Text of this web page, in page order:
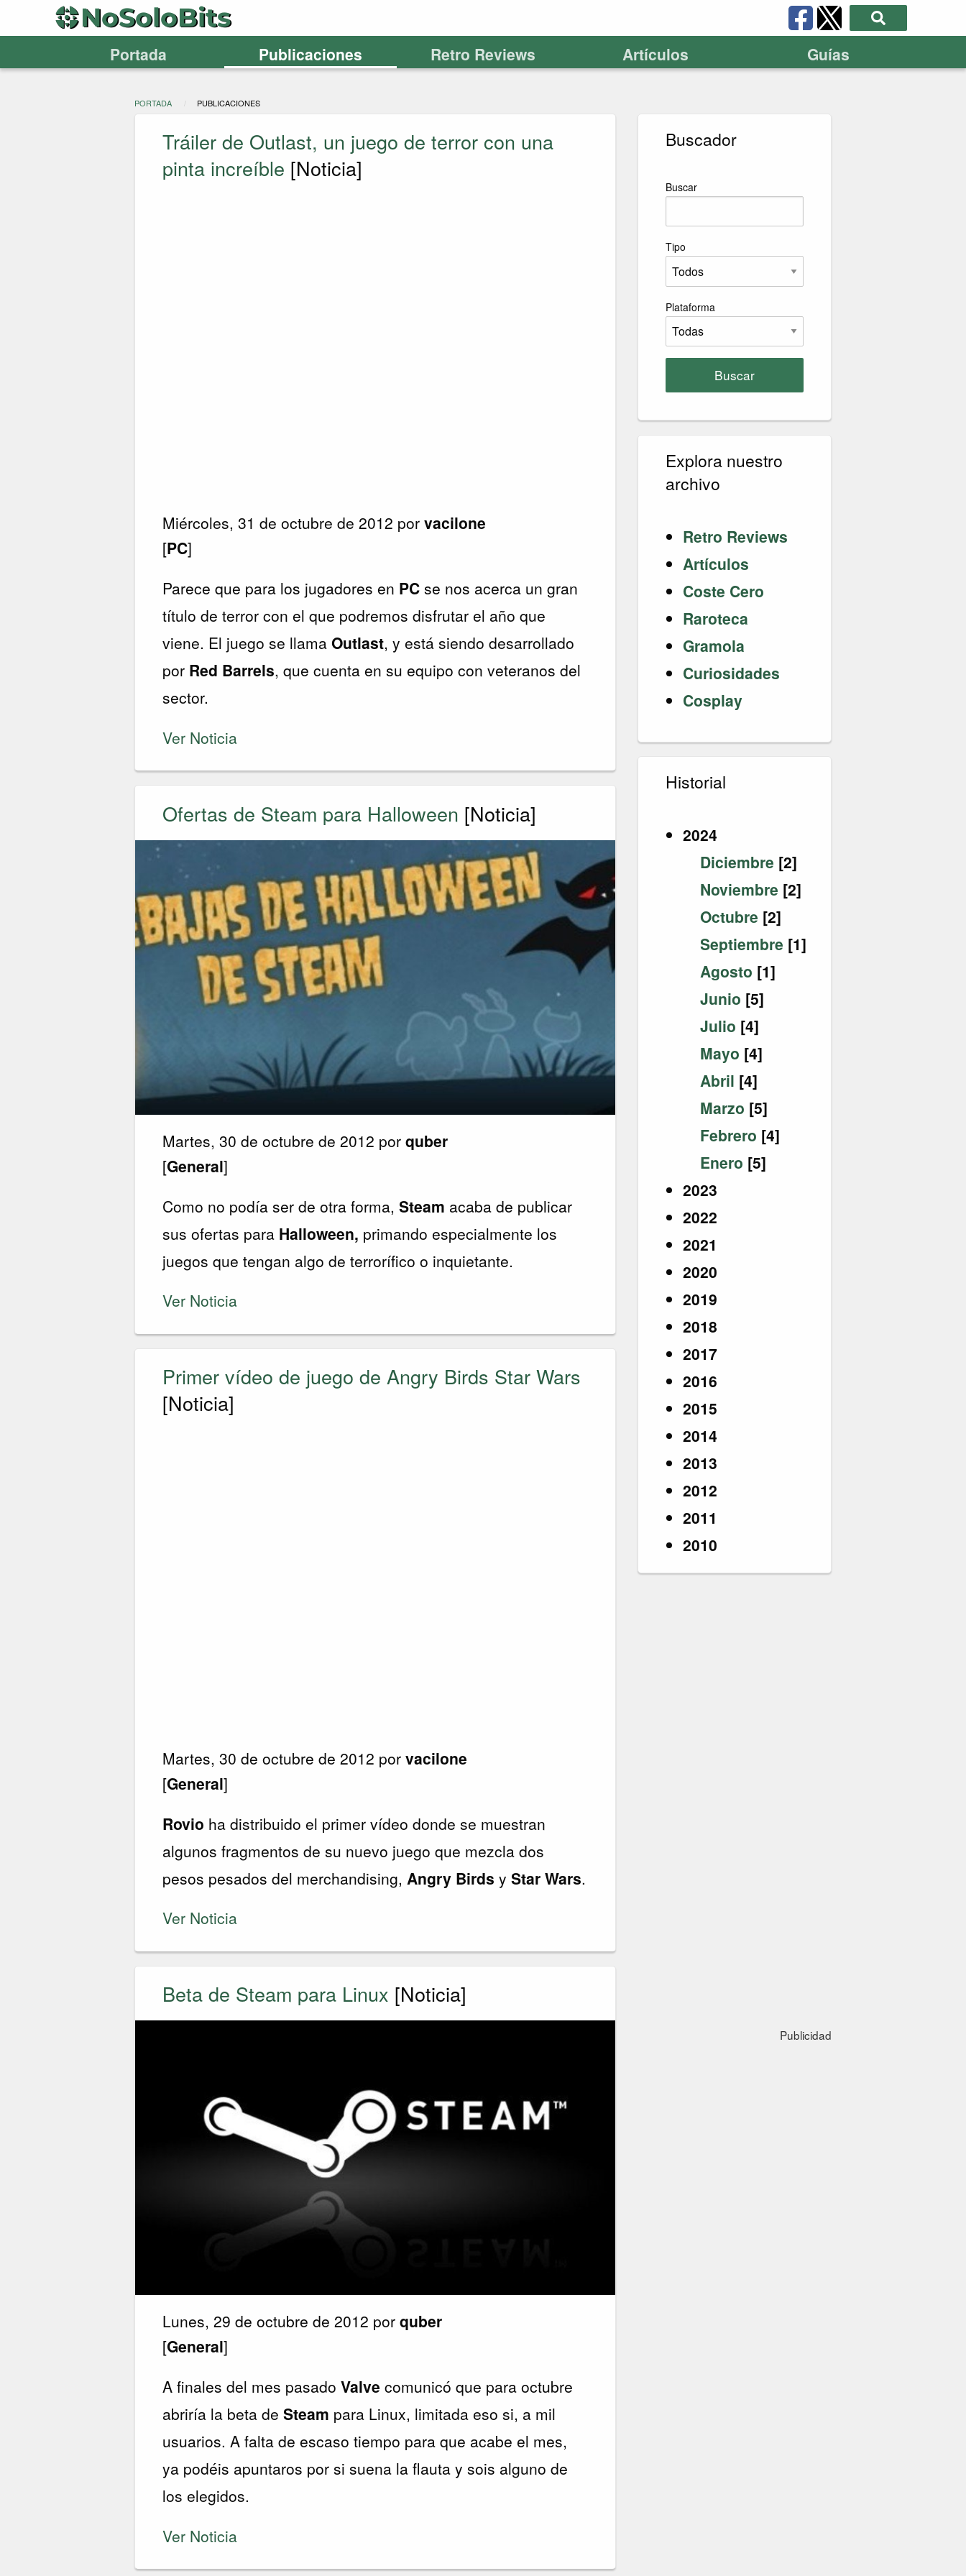
Portada Publicaciones Retro Reviews Artículos Guías
PORTADA PUBLICACIONES
Buscador
Buscar
Tipo
Plataforma
Buscar
Explora nuestro
archivo
Retro Reviews
Artículos
Coste Cero
Raroteca
Gramola
Curiosidades
Cosplay
Historial
2024
Diciembre [2]
Noviembre [2]
Octubre [2]
Septiembre [1]
Agosto [1]
Junio [5]
Julio [4]
Mayo [4]
Abril [4]
Marzo [5]
Febrero [4]
Enero [5]
2023
2022
2021
2020
2019
2018
2017
2016
2015
2014
2013
2012
2011
2010
Publicidad
Tráiler de Outlast, un juego de terror con una
pinta increíble [Noticia]
Miércoles, 31 de octubre de 2012 porvacilone
[PC]
Parece que para los jugadores en PCse nos acerca un gran
título de terror con el que podremos disfrutar el año que
viene. El juego se llamaOutlast, y está siendo desarrollado
por Red Barrels, que cuenta en su equipo con veteranos del
sector.
Ver Noticia
Ofertas de Steam para Halloween [Noticia]
Martes, 30 de octubre de 2012 porquber
[General]
Como no podía ser de otra forma,Steam acaba de publicar
sus ofertas para Halloween, primando especialmente los
juegos que tengan algo de terrorífico o inquietante.
Ver Noticia
Primer vídeo de juego de Angry Birds Star Wars
[Noticia]
Martes, 30 de octubre de 2012 porvacilone
[General]
Rovio ha distribuido el primer vídeo donde se muestran
algunos fragmentos de su nuevo juego que mezcla dos
pesos pesados del merchandising, Angry Birds yStar Wars.
Ver Noticia
Beta de Steam para Linux [Noticia]
Lunes, 29 de octubre de 2012 porquber
[General]
A finales del mes pasadoValvecomunicó que para octubre
abriría la beta deSteam para Linux, limitada eso si, a mil
usuarios. A falta de escaso tiempo para que acabe el mes,
ya podéis apuntaros por si suena la flauta y sois alguno de
los elegidos.
Ver Noticia